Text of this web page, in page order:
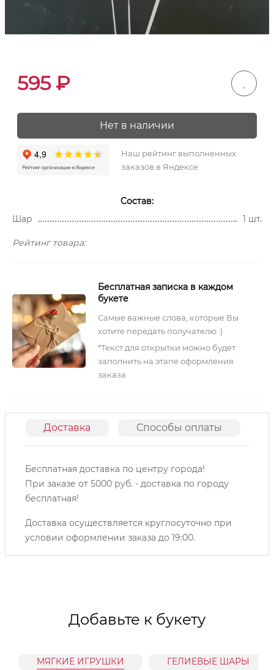
595₽
Нет в наличии
Наш рейтинг выполненных
заказов в Яндексе
Состав:
Шар
1 шт.
Рейтинг товара:
Бесплатная записка в каждом
букете
Самые важные слова, которые Вы
хотите передать получателю :)
*Текст для открытки можно будет
заполнить на этапе оформления
заказа
Доставка Способы оплаты
Бесплатная доставка по центру города!
При заказе от 5000 руб. - доставка по городу
бесплатная!
Доставка осуществляется круглосуточно при
условии оформлении заказа до 19:00.
Добавьте к букету
МЯГКИЕ ИГРУШКИ ГЕЛИЕВЫЕ ШАРЫ